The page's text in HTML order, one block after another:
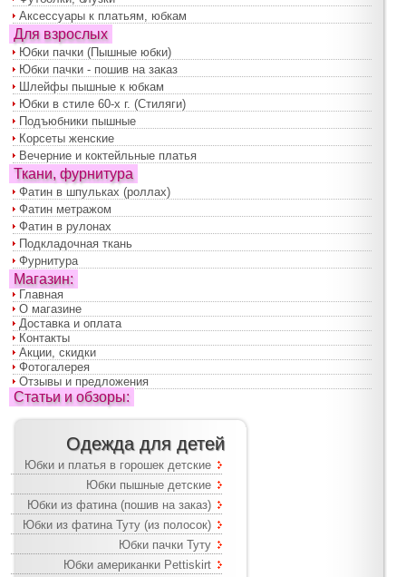
Аксессуары к платьям, юбкам
Для взрослых
Юбки пачки (Пышные юбки)
Юбки пачки - пошив на заказ
Шлейфы пышные к юбкам
Юбки в стиле 60-х г. (Стиляги)
Подъюбники пышные
Корсеты женские
Вечерние и коктейльные платья
Ткани, фурнитура
Фатин в шпульках (роллах)
Фатин метражом
Фатин в рулонах
Подкладочная ткань
Фурнитура
Магазин:
Главная
О магазине
Доставка и оплата
Контакты
Акции, скидки
Фотогалерея
Отзывы и предложения
Статьи и обзоры:
Одежда для детей
Юбки и платья в горошек детские
Юбки пышные детские
Юбки из фатина (пошив на заказ)
Юбки из фатина Туту (из полосок)
Юбки пачки Туту
Юбки американки Pettiskirt